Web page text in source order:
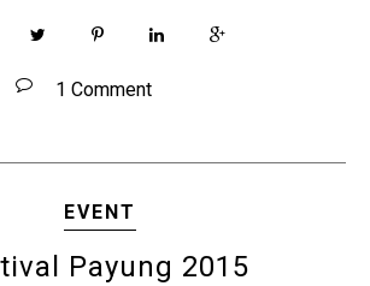
1 Comment
EVENT
Payung 2015